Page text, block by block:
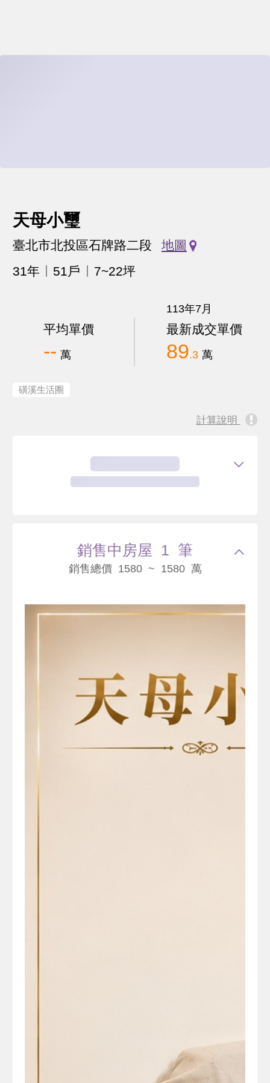
天母小璽
臺北市北投區石牌路二段
地圖
31年
51戶 7~22坪
平均單價
-- 萬
113年7月
最新成交單價
89.3 萬
磺溪生活圈
計算說明
銷售中房屋 1 筆
銷售總價 1580 ~ 1580 萬